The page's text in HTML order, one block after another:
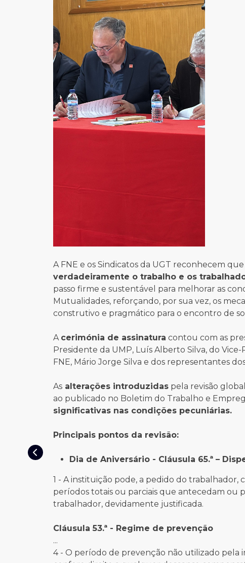
A FNE e os Sindicatos da UGT reconhecem
verdadeiramente o trabalho e os
passo firme e sustentável para melhorar as
Mutualidades, reforçando, por sua vez, os
construtivo e pragmático para o encontro de
A cerimónia de assinatura contou com as
Presidente da UMP, Luís Alberto Silva, do
FNE, Mário Jorge Silva e dos representantes
As alterações introduzidas pela revisão
ao publicado no Boletim do Trabalho e
significativas nas condições pecuniárias.
Principais pontos da revisão:
Dia de Aniversário - Cláusula 65.ª –
1 - A instituição pode, a pedido do trabalhador,
períodos totais ou parciais que antecedam ou
trabalhador, devidamente justificada.
Cláusula 53.ª - Regime de prevenção
...
4 - O período de prevenção não utilizado